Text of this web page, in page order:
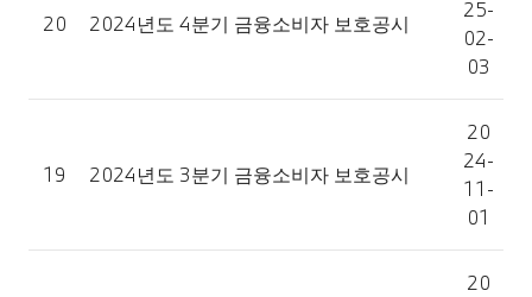
20 2024년도 4분기 금융소비자 보호공시
25-
02-
03
19 2024년도 3분기 금융소비자 보호공시
20
24-
11-
01
20